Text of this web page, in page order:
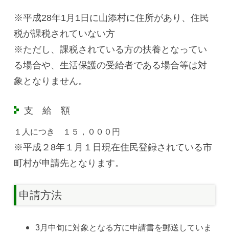
※平成28年1月1日に山添村に住所があり、住民
税が課税されていない方
※ただし、課税されている方の扶養となってい
る場合や、生活保護の受給者である場合等は対
象となりません。
支 給 額
１人につき １５，０００円
※平成２8年１月１日現在住民登録されている市
町村が申請先となります。
申請方法
3月中旬に対象となる方に申請書を郵送していま